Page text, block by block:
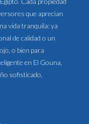
que aprecian
vida tranquila: ya
de calidad o un
o bien para
en El Gouna,
sofisticado,